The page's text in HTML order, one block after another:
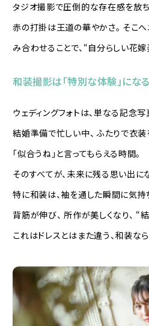
タジオ撮影で圧倒的な存在感を放ち
赤の打掛は王道の華やかさ。 そこ
み合わせることで、“自分らしい花嫁
和装撮影は「特別な体験」になる
ウェディングフォトは、単なる記念
結婚準備で忙しい中、 ふたりで衣装
「似合うね」と言ってもらえる時間。
そのすべてが、未来に残る思い出に
特に和装は、袖を通した瞬間に気持
背筋が伸び、 所作が美しくなり、 “
これはドレスとはまた違う、和装な